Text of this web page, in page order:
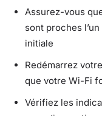
Assurez-vous
sont proches
initiale
Redémarrez
que votre Wi-Fi
Vérifiez les